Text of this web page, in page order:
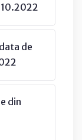
de
din